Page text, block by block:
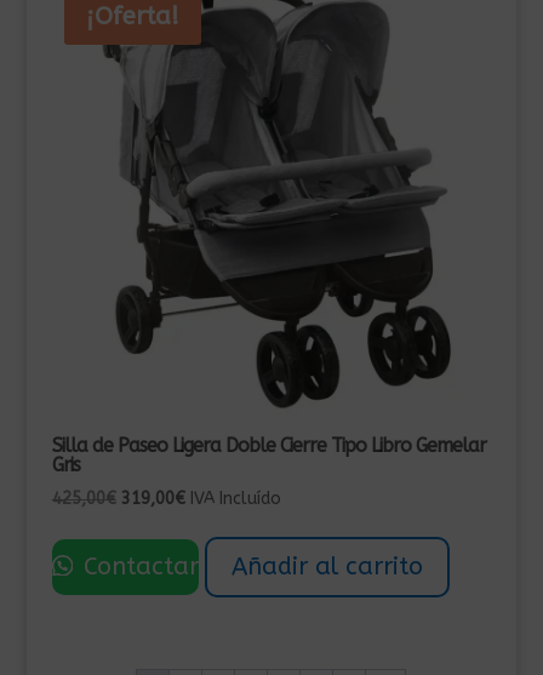
¡Oferta!
Silla de Paseo Ligera Doble Cierre Tipo Libro Gemelar
Gris
425,00€ El
original
319,00€El
actual
es:
IVA Incluído
Contactar Añadir al carrito